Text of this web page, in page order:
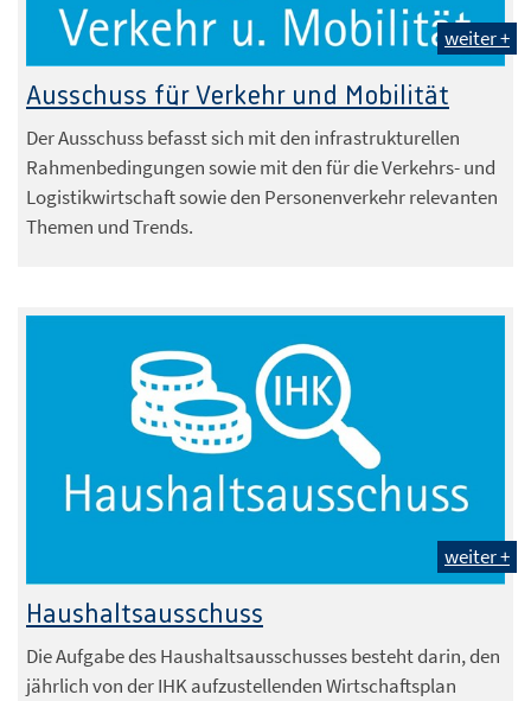
weiter +
Ausschuss für Verkehr und Mobilität
Der Ausschuss befasst sich mit den infrastrukturellen
Rahmenbedingungen sowie mit den für die Verkehrs- und
Logistikwirtschaft sowie den Personenverkehr relevanten
Themen und Trends.
weiter +
Haushaltsausschuss
Die Aufgabe des Haushaltsausschusses besteht darin, den
jährlich von der IHK aufzustellenden Wirtschaftsplan